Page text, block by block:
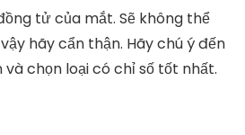
tử của mắt. Sẽ không thể
hãy cẩn thận. Hãy chú ý đến
chọn loại có chỉ số tốt nhất.